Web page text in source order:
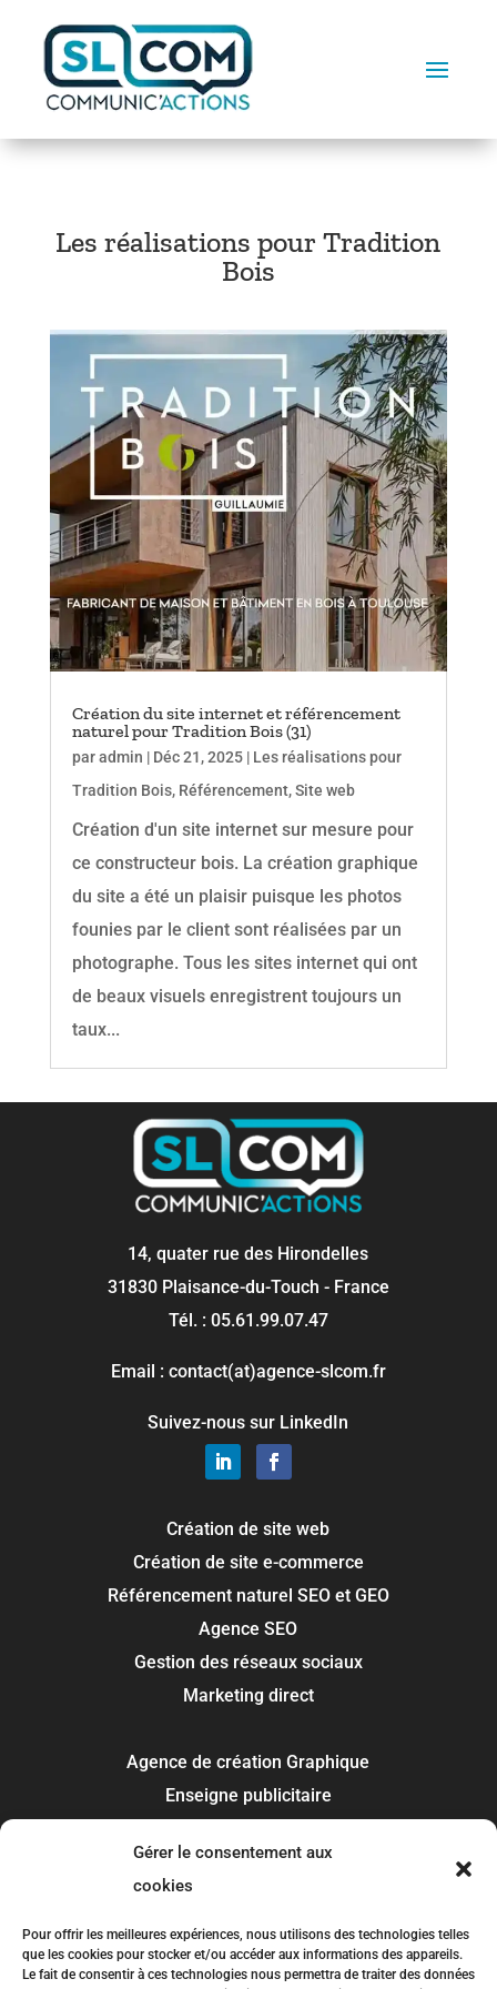
Gérer le consentement aux
cookies
Pour offrir les meilleures expériences, nous utilisons des technologies telles
que les cookies pour stocker et/ou accéder aux informations des appareils.
Le fait de consentir à ces technologies nous permettra de traiter des données
Les réalisations pour Tradition
Bois
Création du site internet et référencement
naturel pour Tradition Bois (31)
paradmin | Déc 21, 2025| Les réalisations pour
Tradition Bois, Référencement,Site web
Création d'un site internet sur mesure pour
ce constructeur bois. La création graphique
du site a été un plaisir puisque les photos
founies par le client sont réalisées par un
photographe. Tous les sites internet qui ont
de beaux visuels enregistrent toujours un
taux...
14, quater rue des Hirondelles
31830 Plaisance-du-Touch - France
Tél. : 05.61.99.07.47
Email : contact(at)agence-slcom.fr
Suivez-nous sur LinkedIn
Création de site web
Création de site e-commerce
Référencement naturel SEO et GEO
Agence SEO
Gestion des réseaux sociaux
Marketing direct
Agence de création Graphique
Enseigne publicitaire
Covering et flocage
Recherche de marque